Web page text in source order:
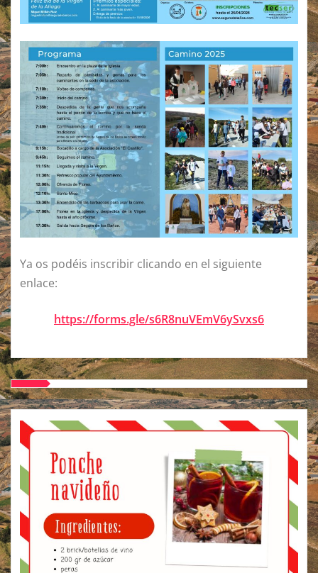
Ya os podéis inscribir clicando en el siguiente
enlace:
https://forms.gle/s6R8nuVEmV6ySvxs6